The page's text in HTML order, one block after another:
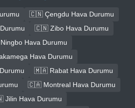
🇨🇳 Çengdu Hava Durumu
🇨🇳 Zibo Hava Durumu
Hava Durumu
Hava Durumu
🇲🇦 Rabat Hava Durumu
🇨🇦 Montreal Hava Durumu
Hava Durumu